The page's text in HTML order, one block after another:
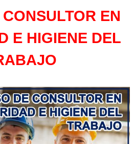
EN
E HIGIENE DEL